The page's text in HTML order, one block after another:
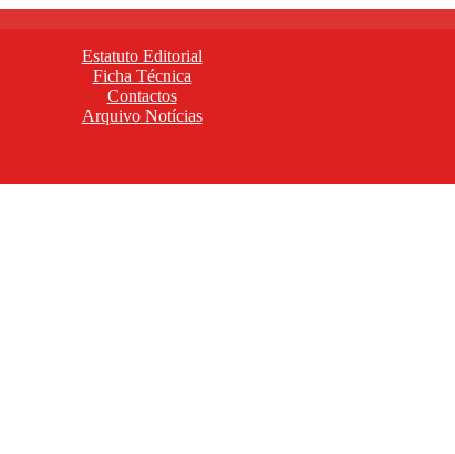
Estatuto Editorial
Ficha Técnica
Contactos
Arquivo Notícias